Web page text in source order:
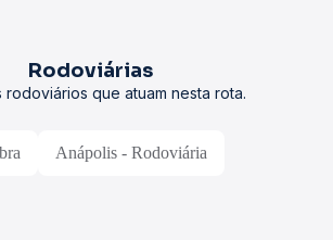
Rodoviárias
rodoviários que atuam nesta rota.
Anápolis - Rodoviária